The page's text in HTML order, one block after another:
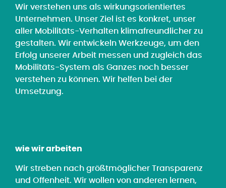
Wir verstehen uns als wirkungsorientiertes
Unternehmen. Unser Ziel ist es konkret, unser
aller Mobilitäts-Verhalten klimafreundlicher zu
gestalten. Wir entwickeln Werkzeuge, um den
Erfolg unserer Arbeit messen und zugleich das
Mobilitäts-System als Ganzes noch besser
verstehen zu können. Wir helfen bei der
Umsetzung.
wie wir arbeiten
Wir streben nach größtmöglicher Transparenz
und Offenheit. Wir wollen von anderen lernen,